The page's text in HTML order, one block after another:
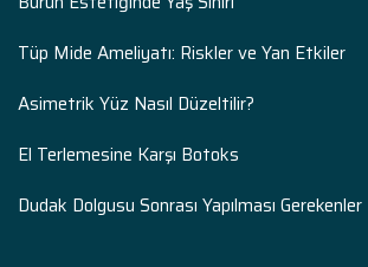
Tüp Mide Ameliyatı: Riskler ve Yan Etkiler
Asimetrik Yüz Nasıl Düzeltilir?
El Terlemesine Karşı Botoks
Dudak Dolgusu Sonrası Yapılması Gerekenler